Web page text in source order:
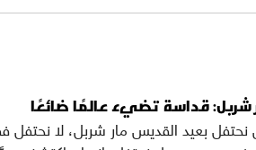
شربل: قداسة تضيء عالمًا ضائعًا
بعيد القديس مار شربل، لا نحتفل